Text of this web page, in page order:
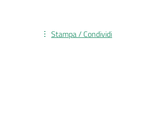
Stampa / Condividi